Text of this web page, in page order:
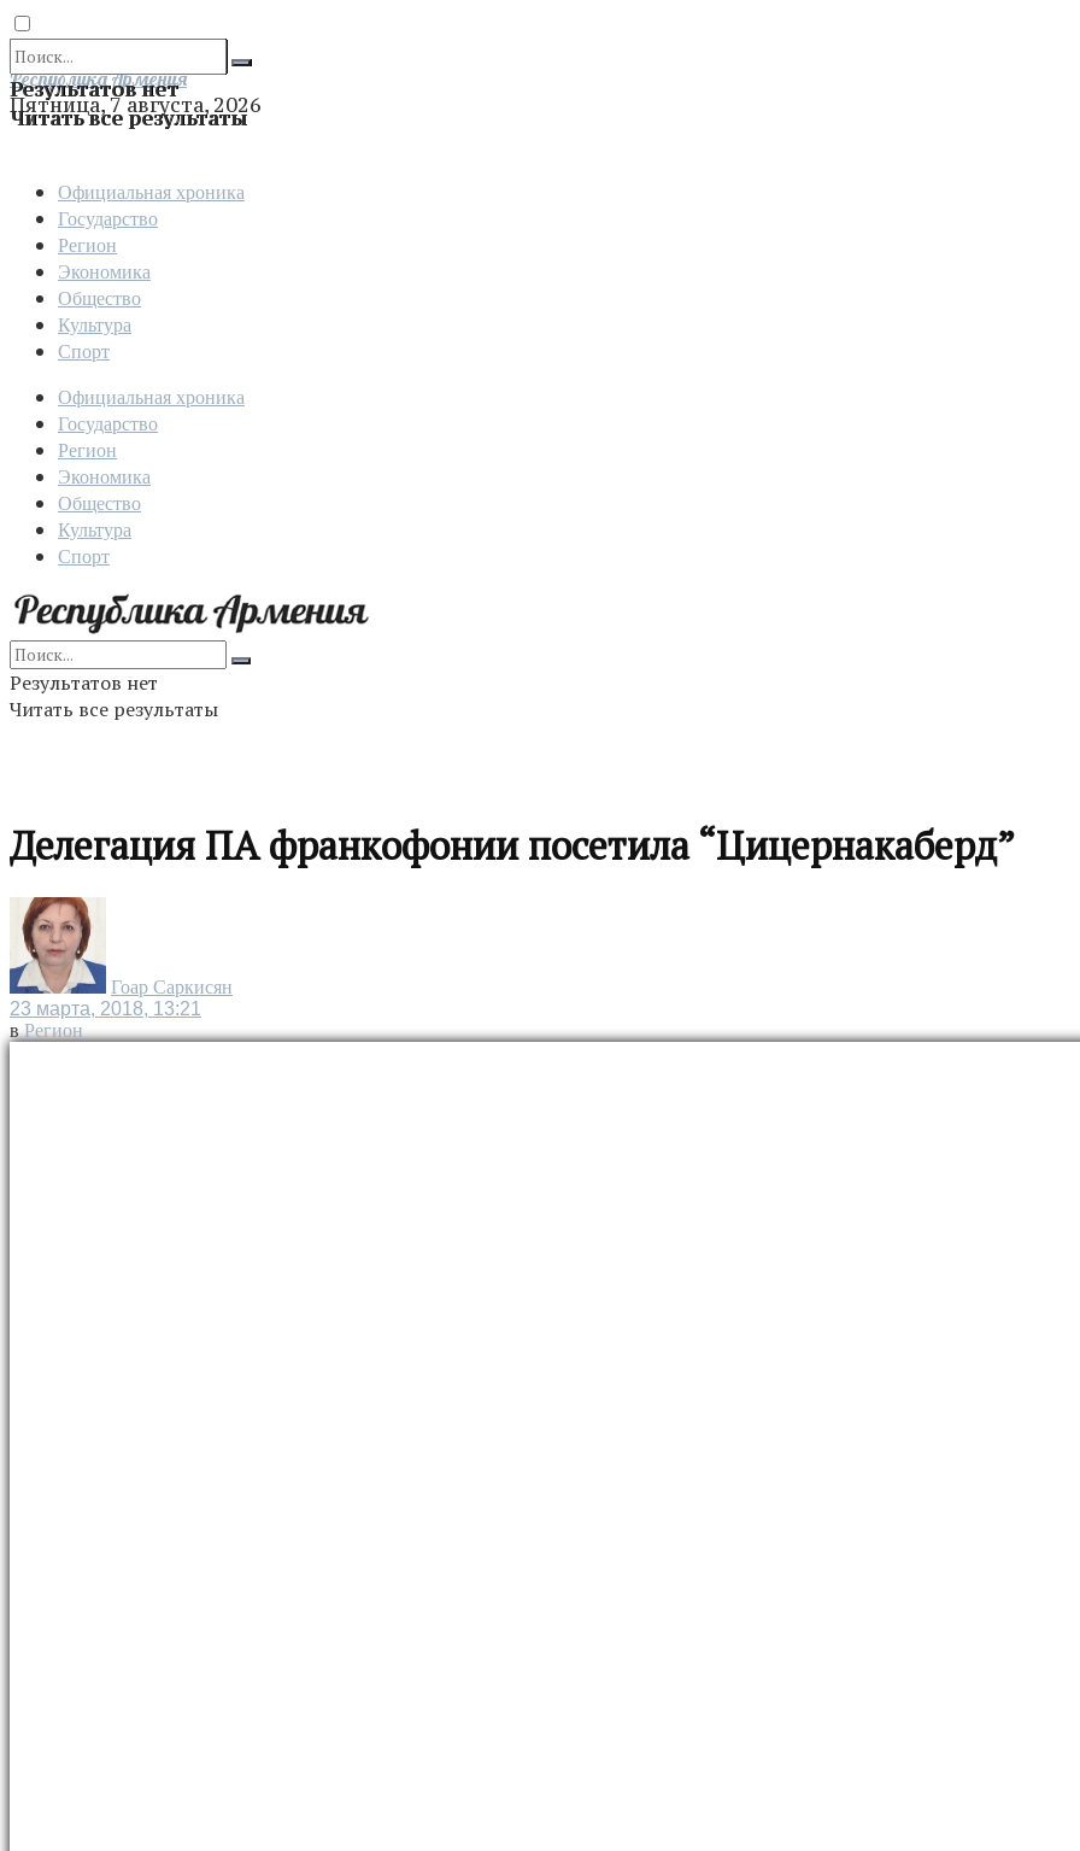
Результатов нет
Читать все результаты
Отправить
Республика Армения
Пятница, 7 августа, 2026
Официальная хроника
Государство
Регион
Экономика
Общество
Культура
Спорт
Официальная хроника
Государство
Регион
Экономика
Общество
Культура
Спорт
Результатов нет
Читать все результаты
Делегация ПА франкофонии посетила “Цицернакаберд”
Гоар Саркисян
23 марта, 2018, 13:21
в Регион